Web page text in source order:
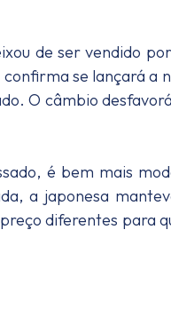
de ser vendido
se lançará a
O câmbio
é bem mais
a japonesa
diferentes para